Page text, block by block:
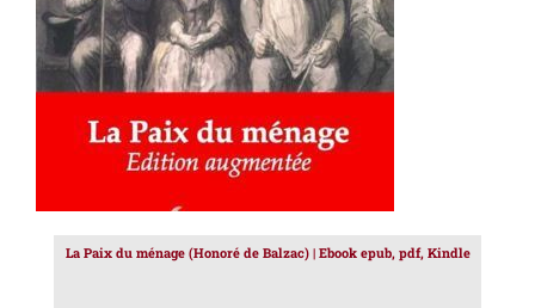
La Paix du ménage (Honoré de Balzac) | Ebook epub, pdf, Kindle